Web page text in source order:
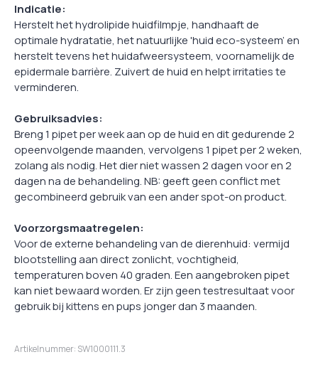
Indicatie:
Herstelt het hydrolipide huidfilmpje, handhaaft de
optimale hydratatie, het natuurlijke 'huid eco-systeem' en
herstelt tevens het huidafweersysteem, voornamelijk de
epidermale barrière. Zuivert de huid en helpt irritaties te
verminderen.
Gebruiksadvies:
Breng 1 pipet per week aan op de huid en dit gedurende 2
opeenvolgende maanden, vervolgens 1 pipet per 2 weken,
zolang als nodig. Het dier niet wassen 2 dagen voor en 2
dagen na de behandeling. NB: geeft geen conflict met
gecombineerd gebruik van een ander spot-on product.
Voorzorgsmaatregelen:
Voor de externe behandeling van de dierenhuid: vermijd
blootstelling aan direct zonlicht, vochtigheid,
temperaturen boven 40 graden. Een aangebroken pipet
kan niet bewaard worden. Er zijn geen testresultaat voor
gebruik bij kittens en pups jonger dan 3 maanden.
Artikelnummer: SW1000111.3